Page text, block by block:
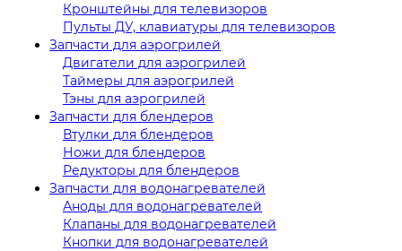
Кронштейны для телевизоров
Пульты ДУ, клавиатуры для телевизоров
Запчасти для аэрогрилей
Двигатели для аэрогрилей
Таймеры для аэрогрилей
Тэны для аэрогрилей
Запчасти для блендеров
Втулки для блендеров
Ножи для блендеров
Редукторы для блендеров
Запчасти для водонагревателей
Аноды для водонагревателей
Клапаны для водонагревателей
Кнопки для водонагревателей